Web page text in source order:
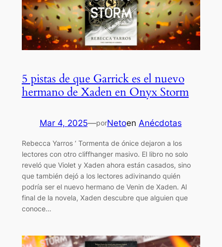
5 pistas de que Garrick es el nuevo
hermano de Xaden en Onyx Storm
Mar 4, 2025—porNetoen Anécdotas
Rebecca Yarros ‘ Tormenta de ónice dejaron a los
lectores con otro cliffhanger masivo. El libro no solo
reveló que Violet y Xaden ahora están casados, sino
que también dejó a los lectores adivinando quién
podría ser el nuevo hermano de Venin de Xaden. Al
final de la novela, Xaden descubre que alguien que
conoce…